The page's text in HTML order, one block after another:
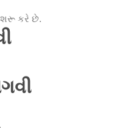
શરૂ કરે છે.